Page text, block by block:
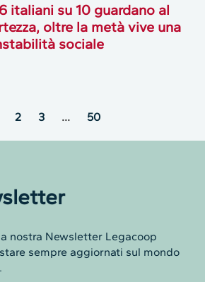
italiani su 10 guardano al
oltre la metà vive una
sociale
2 3 … 50
nostra Newsletter Legacoop
sempre aggiornati sul mondo